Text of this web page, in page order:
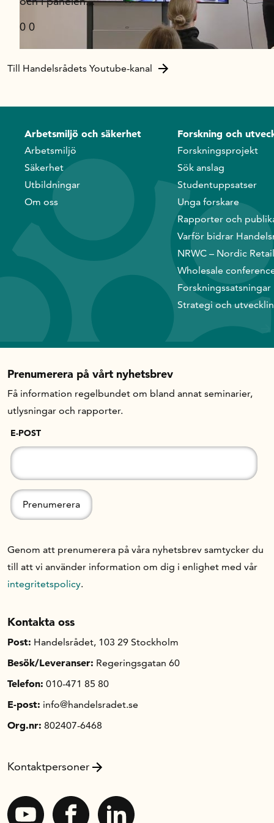
0 0
Till Handelsrådets Youtube-kanal
Arbetsmiljö och säkerhet
Arbetsmiljö
Säkerhet
Utbildningar
Om oss
Forskning och
Forskningsprojekt
Sök anslag
Studentuppsatser
Unga forskare
Rapporter och
Varför bidrar
NRWC – Nordic
Wholesale
Forskningssatsningar
Strategi och
Prenumerera på vårt nyhetsbrev
Få information regelbundet om bland annat seminarier,
utlysningar och rapporter.
E-POST
Genom att prenumerera på våra nyhetsbrev samtycker du
till att vi använder information om dig i enlighet med vår
integritetspolicy.
Kontakta oss
Post: Handelsrådet, 103 29 Stockholm
Besök/Leveranser: Regeringsgatan 60
Telefon: 010-471 85 80
E-post: info@handelsradet.se
Org.nr: 802407-6468
Kontaktpersoner